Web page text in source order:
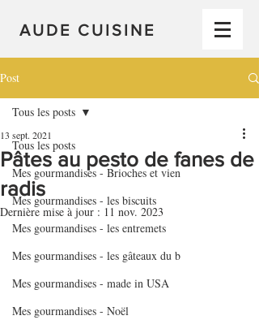
AUDE CUISINE
Post
Tous les posts
Mes gourmandises - Brioches et vien
Mes gourmandises - les biscuits
Mes gourmandises - les entremets
Mes gourmandises - les gâteaux du b
Mes gourmandises - made in USA
Mes gourmandises - Noël
Tous les posts
Pâtes au pesto de fanes de
radis
13 sept. 2021
Dernière mise à jour : 11 nov. 2023